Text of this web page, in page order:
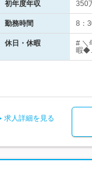
初年度年収 350
勤務時間 8：
休日・休暇
# ＼
暇
求人詳細を見る